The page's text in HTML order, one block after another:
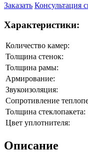
Заказать Консультация
Характеристики:
Количество камер:
Толщина стенок:
Толщина рамы:
Армирование:
Звукоизоляция:
Сопротивление
Толщина стеклопакета:
Цвет уплотнителя:
Описание